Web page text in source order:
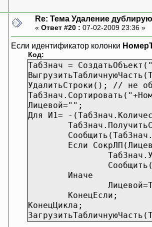
Re: Тема Удаление
« Ответ #20 : 07-02-2009 23:36 »
Если идентификатор колонки
Код:
ТабЗнач =
УдалитьСтроки(); // не
Лицевой="";
Для И1= -
Если
Иначе
КонецЕсли;
КонецЦикла;